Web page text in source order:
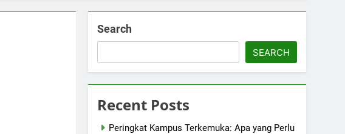
Search
SEARCH
Recent Posts
Peringkat Kampus Terkemuka: Apa yang Perlu